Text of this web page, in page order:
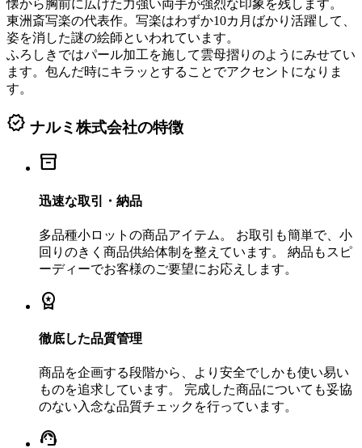
懐から胸前に広げた力強い両手が強烈な印象を残します。
東洲斎写楽の代表作。写楽はわずか10カ月ばかり活躍して、
姿を消した謎の絵師といわれています。
ふろしきではパール加工を施して雲母摺りのようにみせてい
ます。包んだ時にキラッとすることでアクセントになりま
す。
verified ナルミ株式会社の特徴
inventory_2
迅速な取引・納品
多品種小ロットの商品アイテム。 お取引も簡単で、小
回りのきく商品供給体制を整えています。 納品もスピ
ーディーでお客様のご要望にお応えします。
workspace_premium
徹底した品質管理
商品を企画する段階から、より安全でしかも使い易い
ものを追求しています。 完成した商品についても妥協
のない入念な品質チェックを行っています。
support_agent